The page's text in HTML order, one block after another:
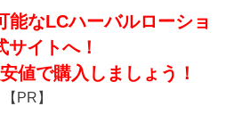
能なLCハーバルローショ
サイトへ！
値で購入しましょう！
【PR】